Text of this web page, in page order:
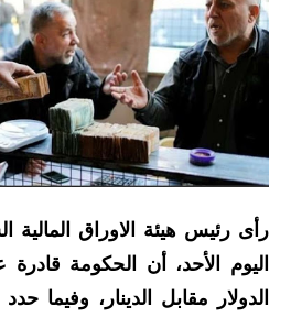
رأى رئيس هيئة الاوراق المالية
اليوم الأحد، أن الحكومة
الدولار مقابل الدينار، وفيما